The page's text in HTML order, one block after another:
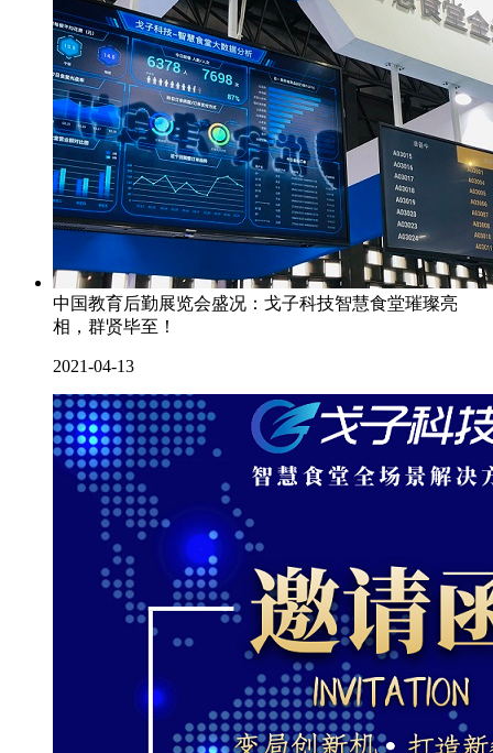
中国教育后勤展览会盛况：戈子科技智慧食堂璀璨亮
相，群贤毕至！
2021-04-13